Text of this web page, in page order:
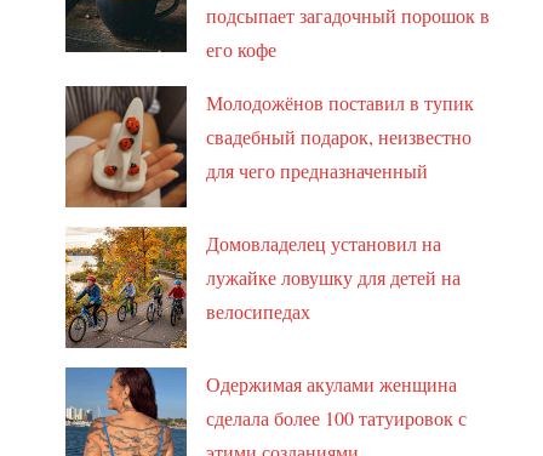
подсыпает загадочный порошок в
его кофе
Молодожёнов поставил в тупик
свадебный подарок, неизвестно
для чего предназначенный
Домовладелец установил на
лужайке ловушку для детей на
велосипедах
Одержимая акулами женщина
сделала более 100 татуировок с